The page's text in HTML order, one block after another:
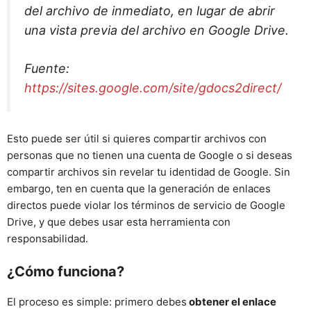
del archivo de inmediato, en lugar de abrir
una vista previa del archivo en Google Drive.
Fuente:
https://sites.google.com/site/gdocs2direct/
Esto puede ser útil si quieres compartir archivos con
personas que no tienen una cuenta de Google o si deseas
compartir archivos sin revelar tu identidad de Google. Sin
embargo, ten en cuenta que la generación de enlaces
directos puede violar los términos de servicio de Google
Drive, y que debes usar esta herramienta con
responsabilidad.
¿Cómo funciona?
El proceso es simple: primero debes obtener el enlace